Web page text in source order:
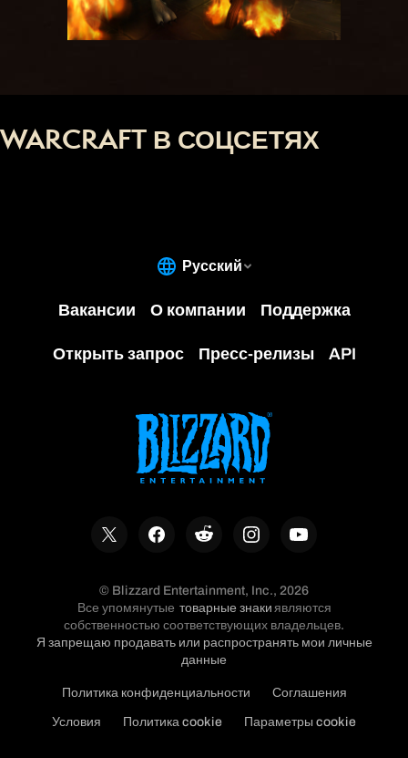
WARCRAFT В СОЦСЕТЯХ